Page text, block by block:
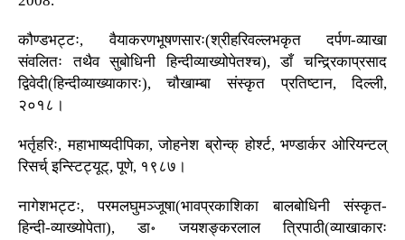
कौण्डभट्टः, वैयाकरणभूषणसारः(श्रीहरिवल्लभकृत दर्पण-व्याखा
संवलितः तथैव सुबोधिनी हिन्दीव्याख्योपेतश्च), डाँ चन्द्र्रिकाप्रसाद
द्विवेदी(हिन्दीव्याख्याकारः), चौखाम्बा संस्कृत प्रतिष्टान, दिल्ली,
२०१८।
भर्तृहरिः, महाभाष्यदीपिका, जोहनेश ब्रोन्क् होर्श्ट, भण्डार्कर ओरियन्टल्
रिसर्च् इन्स्टिट्यूट्, पूणे, १९८७।
नागेशभट्टः, परमलघुमञ्जूषा(भावप्रकाशिका बालबोधिनी संस्कृत-
हिन्दी-व्याख्योपेता), डा॰ जयशङ्करलाल त्रिपाठी(व्याखाकारः